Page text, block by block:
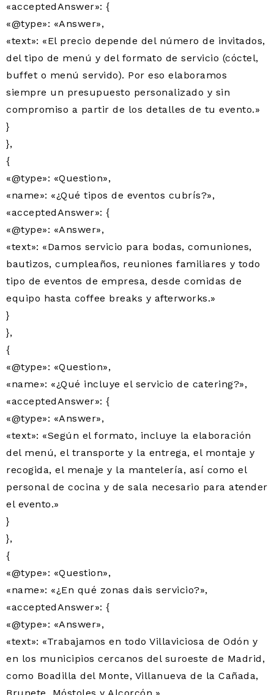
«acceptedAnswer»: {
«@type»: «Answer»,
«text»: «El precio depende del número de invitados,
del tipo de menú y del formato de servicio (cóctel,
buffet o menú servido). Por eso elaboramos
siempre un presupuesto personalizado y sin
compromiso a partir de los detalles de tu evento.»
}
},
{
«@type»: «Question»,
«name»: «¿Qué tipos de eventos cubrís?»,
«acceptedAnswer»: {
«@type»: «Answer»,
«text»: «Damos servicio para bodas, comuniones,
bautizos, cumpleaños, reuniones familiares y todo
tipo de eventos de empresa, desde comidas de
equipo hasta coffee breaks y afterworks.»
}
},
{
«@type»: «Question»,
«name»: «¿Qué incluye el servicio de catering?»,
«acceptedAnswer»: {
«@type»: «Answer»,
«text»: «Según el formato, incluye la elaboración
del menú, el transporte y la entrega, el montaje y
recogida, el menaje y la mantelería, así como el
personal de cocina y de sala necesario para atender
el evento.»
}
},
{
«@type»: «Question»,
«name»: «¿En qué zonas dais servicio?»,
«acceptedAnswer»: {
«@type»: «Answer»,
«text»: «Trabajamos en todo Villaviciosa de Odón y
en los municipios cercanos del suroeste de Madrid,
como Boadilla del Monte, Villanueva de la Cañada,